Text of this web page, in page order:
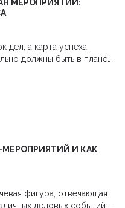
МЕРОПРИЯТИЙ:
дел, а карта успеха.
должны быть в плане
И КАК
фигура, отвечающая
деловых событий.